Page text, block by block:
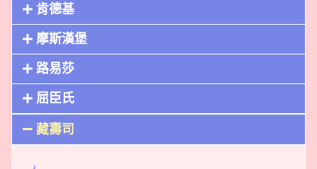
肯德基​
摩斯漢堡
路易莎
屈臣氏
藏壽司